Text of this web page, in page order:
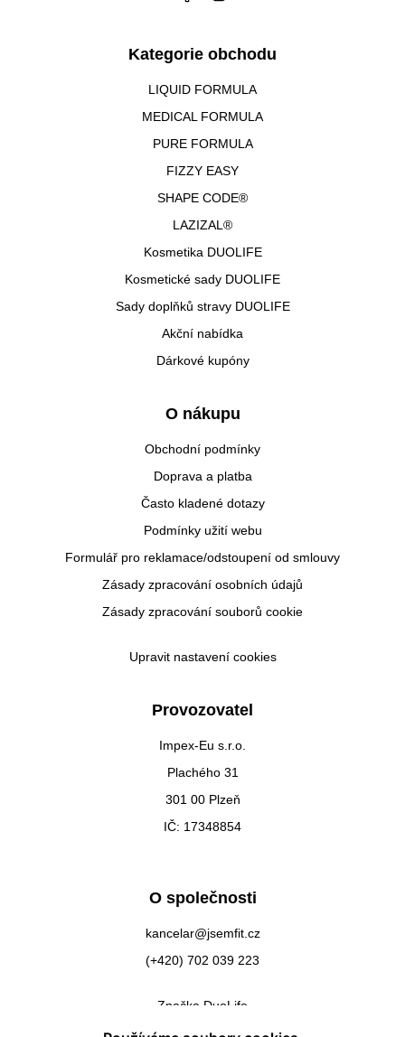
Kategorie obchodu
LIQUID FORMULA
MEDICAL FORMULA
PURE FORMULA
FIZZY EASY
SHAPE CODE®
LAZIZAL®
Kosmetika DUOLIFE
Kosmetické sady DUOLIFE
Sady doplňků stravy DUOLIFE
Akční nabídka
Dárkové kupóny
O nákupu
Obchodní podmínky
Doprava a platba
Často kladené dotazy
Podmínky užití webu
Formulář pro reklamace/odstoupení od smlouvy
Zásady zpracování osobních údajů
Zásady zpracování souborů cookie
Upravit nastavení cookies
Provozovatel
Impex-Eu s.r.o.
Plachého 31
301 00 Plzeň
IČ: 17348854
O společnosti
kancelar@jsemfit.cz
(+420) 702 039 223
Značka DuoLife
Kontakty